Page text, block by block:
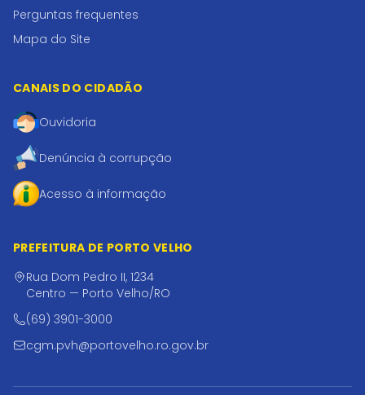
Perguntas frequentes
Mapa do Site
CANAIS DO CIDADÃO
Ouvidoria
Denúncia à corrupção
Acesso à informação
PREFEITURA DE PORTO VELHO
Rua Dom Pedro II, 1234
Centro — Porto Velho/RO
(69) 3901-3000
cgm.pvh@portovelho.ro.gov.br